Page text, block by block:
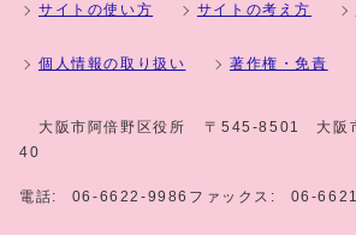
サイトの使い方 サイトの考え方
個人情報の取り扱い 著作権・免責
大阪市阿倍野区役所
〒545-8501 大阪
40
電話: 06-6622-9986 ファックス: 06-